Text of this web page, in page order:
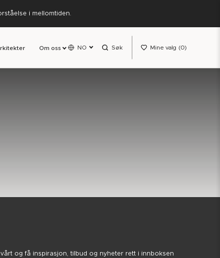
i mellomtiden.
Om oss NO Søk Mine valg 0
og få inspirasjon, tilbud og nyheter rett i innboksen